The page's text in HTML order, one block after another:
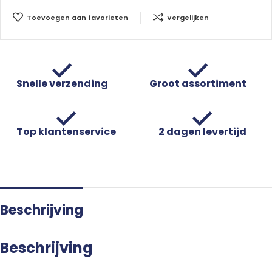
Toevoegen aan favorieten Vergelijken
Snelle verzending Groot assortiment
Top klantenservice 2 dagen levertijd
Beschrijving
Beschrijving